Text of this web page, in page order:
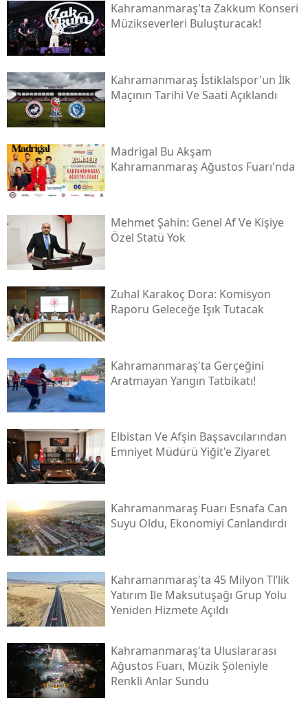
Kahramanmaraş'ta Zakkum Konseri
Müzikseverleri Buluşturacak!
Kahramanmaraş İstiklalspor'un İlk
Maçının Tarihi Ve Saati Açıklandı
Madrigal Bu Akşam
Kahramanmaraş Ağustos Fuarı'nda
Mehmet Şahin: Genel Af Ve Kişiye
Özel Statü Yok
Zuhal Karakoç Dora: Komisyon
Raporu Geleceğe Işık Tutacak
Kahramanmaraş'ta Gerçeğini
Aratmayan Yangın Tatbikatı!
Elbistan Ve Afşin Başsavcılarından
Emniyet Müdürü Yiğit'e Ziyaret
Kahramanmaraş Fuarı Esnafa Can
Suyu Oldu, Ekonomiyi Canlandırdı
Kahramanmaraş'ta 45 Milyon Tl’lik
Yatırım Ile Maksutuşağı Grup Yolu
Yeniden Hizmete Açıldı
Kahramanmaraş'ta Uluslararası
Ağustos Fuarı, Müzik Şöleniyle
Renkli Anlar Sundu